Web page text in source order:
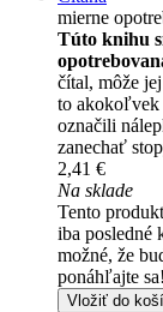
mierne
Túto knihu
čítal, môže
to akokoľvek
označili
zanechať
2,41 €
Na sklade
Tento
iba posledné
možné, že
ponáhľajte sa!
Vložiť do